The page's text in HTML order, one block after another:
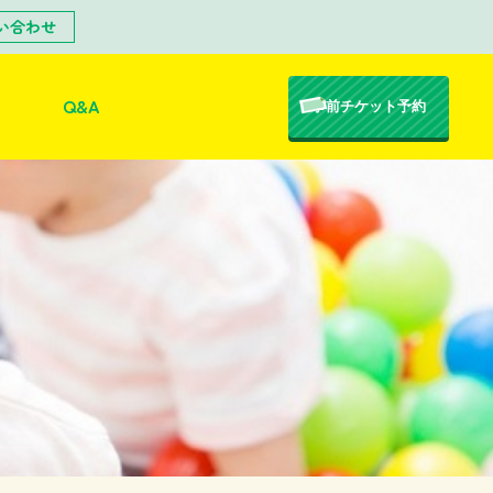
合わせ
Q&A 事前チケット予約